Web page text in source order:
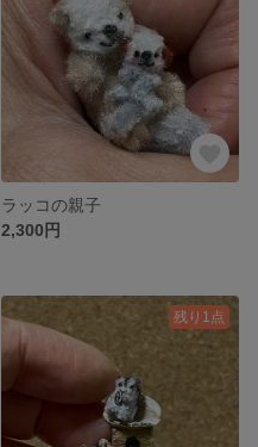
ラッコの親子
2,300円
残り1点